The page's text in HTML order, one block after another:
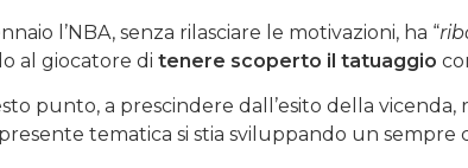
l’NBA, senza rilasciare le motivazioni, ha “
al giocatore di tenere scoperto il tatuaggio
punto, a prescindere dall’esito della
tematica si stia sviluppando un sempre